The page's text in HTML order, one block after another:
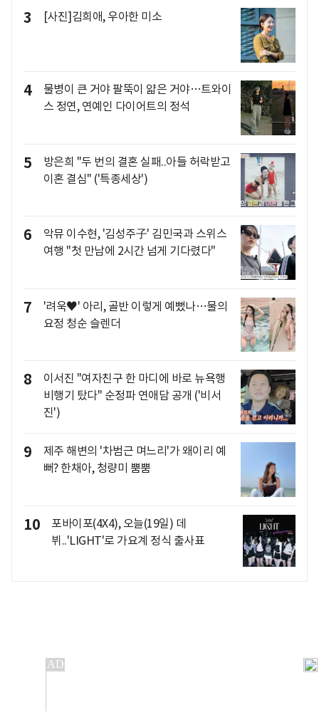
3 [사진]김희애, 우아한 미소
4
물병이 큰 거야 팔뚝이 얇은 거야…트와이
스 정연, 연예인 다이어트의 정석
5
방은희 "두 번의 결혼 실패..아들 허락받고
이혼 결심" ('특종세상')
6
악뮤 이수현, '김성주子' 김민국과 스위스
여행 "첫 만남에 2시간 넘게 기다렸다"
7
'려욱♥' 아리, 골반 이렇게 예뻤나…물의
요정 청순 슬렌더
8
이서진 "여자친구 한 마디에 바로 뉴욕행
비행기 탔다" 순정파 연애담 공개 ('비서
진')
9
제주 해변의 '차범근 며느리'가 왜이리 예
뻐? 한채아, 청량미 뿜뿜
10
포바이포(4X4), 오늘(19일) 데
뷔..'LIGHT'로 가요계 정식 출사표